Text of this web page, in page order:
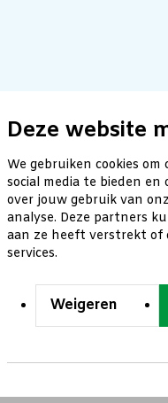
Deze website
We gebruiken cookies
social media te bieden
over jouw gebruik van
analyse. Deze partners
aan ze heeft verstrekt of
services.
Weigeren